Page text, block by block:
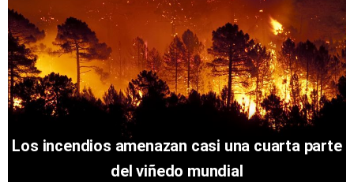
Los incendios amenazan casi una cuarta parte
del viñedo mundial